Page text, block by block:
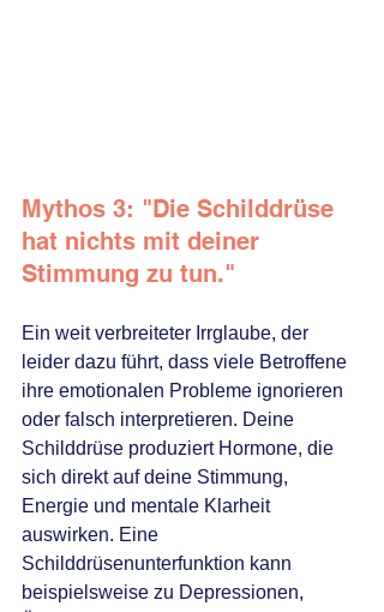
Mythos 3: "Die Schilddrüse
hat nichts mit deiner
Stimmung zu tun."
Ein weit verbreiteter Irrglaube, der
leider dazu führt, dass viele Betroffene
ihre emotionalen Probleme ignorieren
oder falsch interpretieren. Deine
Schilddrüse produziert Hormone, die
sich direkt auf deine Stimmung,
Energie und mentale Klarheit
auswirken. Eine
Schilddrüsenunterfunktion kann
beispielsweise zu Depressionen,